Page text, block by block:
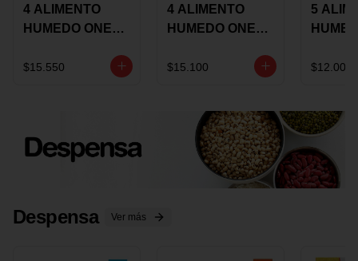
4 ALIMENTO
HUMEDO ONE
85 GRS
$15.550
4 ALIMENTO
HUMEDO ONE
85 GRS
$15.100
5
$12.000
Despensa Ver más